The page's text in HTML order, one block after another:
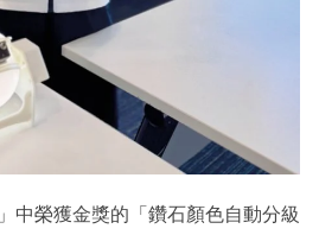
中榮獲金獎的「鑽石顏色自動分級